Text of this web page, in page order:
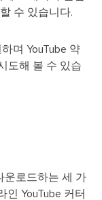
수 있습니다.
며 YouTube 약
도해 볼 수 있습
운로드하는 세 가
인 YouTube 커터